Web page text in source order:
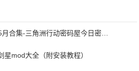
三角洲行动密码门密码5月合集-三角洲行动密码屋今日密码大全2026最新5月
mod大全（附安装教程）